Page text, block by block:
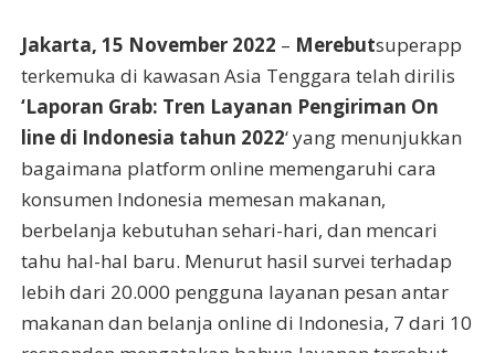
Jakarta, 15 November 2022 – Merebutsuperapp
terkemuka di kawasan Asia Tenggara telah dirilis
‘Laporan Grab: Tren Layanan Pengiriman On
line di Indonesia tahun 2022‘ yang menunjukkan
bagaimana platform online memengaruhi cara
konsumen Indonesia memesan makanan,
berbelanja kebutuhan sehari-hari, dan mencari
tahu hal-hal baru. Menurut hasil survei terhadap
lebih dari 20.000 pengguna layanan pesan antar
makanan dan belanja online di Indonesia, 7 dari 10